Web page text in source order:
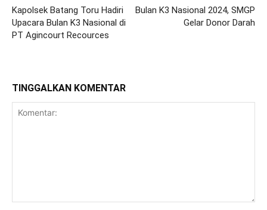
Kapolsek Batang Toru Hadiri
Upacara Bulan K3 Nasional di
PT Agincourt Recources
Bulan K3 Nasional 2024, SMGP
Gelar Donor Darah
TINGGALKAN KOMENTAR